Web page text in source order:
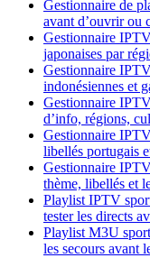
Gestionnaire de
avant d’ouvrir ou
Gestionnaire
japonaises par
Gestionnaire
indonésiennes et
Gestionnaire
d’info, régions,
Gestionnaire
libellés portugais
Gestionnaire
thème, libellés et
Playlist IPTV
tester les directs
Playlist M3U
les secours avant